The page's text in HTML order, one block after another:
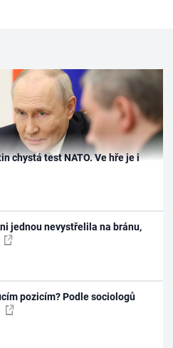
chystá test NATO. Ve hře je i
jednou nevystřelila na bránu,
pozicím? Podle sociologů